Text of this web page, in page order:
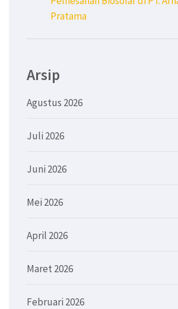
Pratama
Arsip
Agustus 2026
Juli 2026
Juni 2026
Mei 2026
April 2026
Maret 2026
Februari 2026